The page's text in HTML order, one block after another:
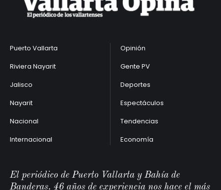
Puerto Vallarta
Riviera Nayarit
Jalisco
Nayarit
Nacional
Internacional
Opinión
Gente PV
Deportes
Espectáculos
Tendencias
Economía
El periódico de Puerto Vallarta y Bahía de
Banderas. 46 años de experiencia nos hace el más